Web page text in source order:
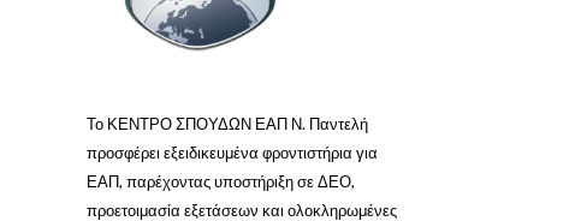
Το ΚΕΝΤΡΟ ΣΠΟΥΔΩΝ ΕΑΠ Ν. Παντελή
προσφέρει εξειδικευμένα φροντιστήρια για
ΕΑΠ, παρέχοντας υποστήριξη σε ΔΕΟ,
προετοιμασία εξετάσεων και ολοκληρωμένες